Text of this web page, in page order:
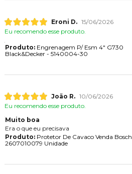
Eroni D. 15/06/2026
Eu recomendo esse produto.
Produto:Engrenagem P/ Esm 4" G730
Black&Decker - 5140004-30
João R. 10/06/2026
Eu recomendo esse produto.
Muito boa
Era o que eu precisava
Produto:Protetor De Cavaco Venda Bosch
2607010079 Unidade